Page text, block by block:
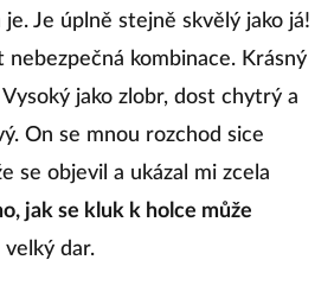
Je úplně stejně skvělý jako já!
kombinace. Krásný
jako zlobr, dost chytrý a
On se mnou rozchod sice
se objevil a ukázal mi zcela
jak se kluk k holce může
velký dar.